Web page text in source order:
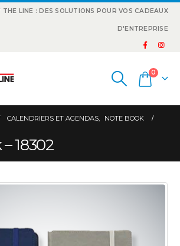
THE LINE : DES SOLUTIONS POUR VOS CADEAUX
D'ENTREPRISE
0
CALENDRIERS ET AGENDAS,
NOTE BOOK
18302